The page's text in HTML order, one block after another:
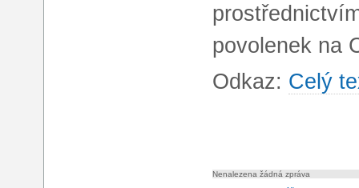
povolenek na
Odkaz: Celý
Nenalezena žádná zpráva